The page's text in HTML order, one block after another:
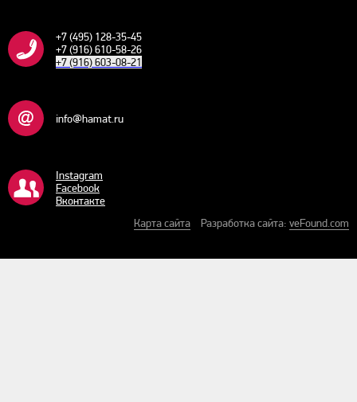
+7 (495) 128-35-45
+7 (916) 610-58-26
+7 (916) 603-08-21
info@hamat.ru
Instagram
Facebook
Bконтакте
Карта сайта
Разработка сайта: veFound.com